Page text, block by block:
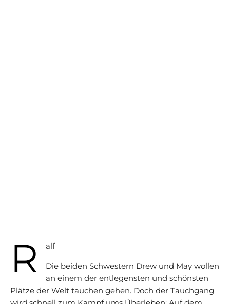
R alf
Die beiden Schwestern Drew und May wollen
an einem der entlegensten und schönsten
Plätze der Welt tauchen gehen. Doch der Tauchgang